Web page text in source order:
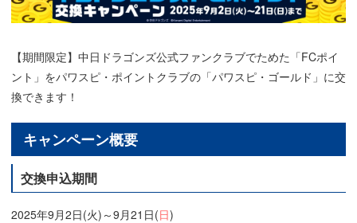
【期間限定】中日ドラゴンズ公式ファンクラブでためた「FCポイ
ント」をパワスピ・ポイントクラブの「パワスピ・ゴールド」に交
換できます！
キャンペーン概要
交換申込期間
2025年9月2日(火)～9月21日(日)